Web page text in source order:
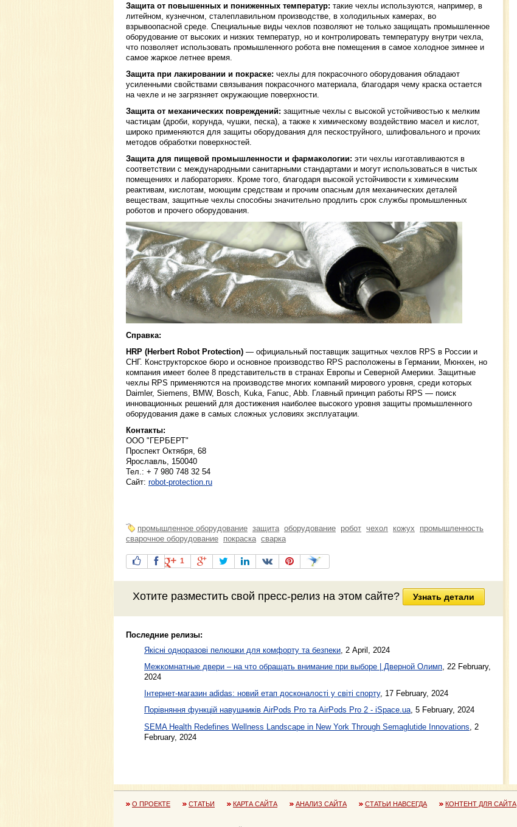
Защита от повышенных и пониженных температур: такие чехлы используются, например, в
литейном, кузнечном, сталеплавильном производстве, в холодильных камерах, во
взрывоопасной среде. Специальные виды чехлов позволяют не только защищать промышленное
оборудование от высоких и низких температур, но и контролировать температуру внутри чехла,
что позволяет использовать промышленного робота вне помещения в самое холодное зимнее и
самое жаркое летнее время.
Защита при лакировании и покраске: чехлы для покрасочного оборудования обладают
усиленными свойствами связывания покрасочного материала, благодаря чему краска остается
на чехле и не загрязняет окружающие поверхности.
Защита от механических повреждений: защитные чехлы с высокой устойчивостью к мелким
частицам (дроби, корунда, чушки, песка), а также к химическому воздействию масел и кислот,
широко применяются для защиты оборудования для пескоструйного, шлифовального и прочих
методов обработки поверхностей.
Защита для пищевой промышленности и фармакологии: эти чехлы изготавливаются в
соответствии с международными санитарными стандартами и могут использоваться в чистых
помещениях и лабораториях. Кроме того, благодаря высокой устойчивости к химическим
реактивам, кислотам, моющим средствам и прочим опасным для механических деталей
веществам, защитные чехлы способны значительно продлить срок службы промышленных
роботов и прочего оборудования.
Справка:
HRP (Herbert Robot Protection) — официальный поставщик защитных чехлов RPS в России и
СНГ. Конструкторское бюро и основное производство RPS расположены в Германии, Мюнхен, но
компания имеет более 8 представительств в странах Европы и Северной Америки. Защитные
чехлы RPS применяются на производстве многих компаний мирового уровня, среди которых
Daimler, Siemens, BMW, Bosch, Kuka, Fanuc, Abb. Главный принцип работы RPS — поиск
инновационных решений для достижения наиболее высокого уровня защиты промышленного
оборудования даже в самых сложных условиях эксплуатации.
Контакты:
ООО "ГЕРБЕРТ"
Проспект Октября, 68
Ярославль, 150040
Тел.: + 7 980 748 32 54
Сайт: robot-protection.ru
промышленное оборудование защита оборудование робот чехол кожух
промышленность
сварочное оборудование покраска сварка
1
Хотите разместить свой пресс-релиз на этом сайте? Узнать детали
Последние релизы:
Якісні одноразові пелюшки для комфорту та безпеки , 2 April, 2024
Межкомнатные двери – на что обращать внимание при выборе | Дверной Олимп , 22 February,
2024
Інтернет-магазин adidas: новий етап досконалості у світі спорту, 17 February, 2024
Порівняння функцій навушників AirPods Pro та AirPods Pro 2 - iSpace.ua, 5 February, 2024
SEMA Health Redefines Wellness Landscape in New York Through Semaglutide Innovations , 2
February, 2024
О ПРОЕКТЕ СТАТЬИ КАРТА САЙТА АНАЛИЗ САЙТА СТАТЬИ НАВСЕГДА КОНТЕНТ ДЛЯ САЙТА